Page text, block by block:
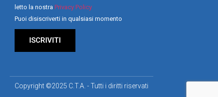
letto la nostra Privacy Policy
Puoi disiscriverti in qualsiasi momento
ISCRIVITI
Copyright ©2025 C.T.A. - Tutti i diritti riservati